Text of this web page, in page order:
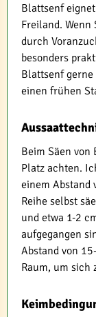
Blattsenf
Freiland. Wenn
durch
besonders
Blattsenf gerne
einen frühen
Beim Säen
Platz achten.
einem Abstand
Reihe selbst
und etwa 1-2
aufgegangen
Abstand von
Raum, um sich